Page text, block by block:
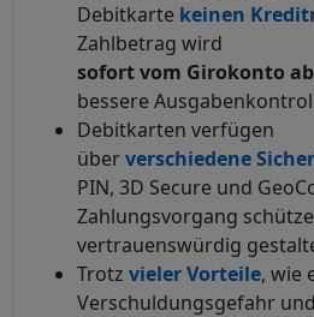
Debitkarte keinen
Zahlbetrag wird
sofortvom Girokonto
bessere
Debitkarten verfügen
überverschiedene
PIN, 3D Secure und
Zahlungsvorgang
vertrauenswürdig
Trotz vielerVorteile, wie
Verschuldungsgefahr